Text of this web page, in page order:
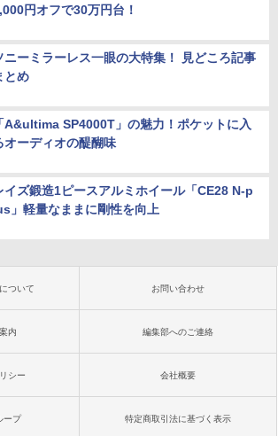
円オフで30万円台！
ニーミラーレス一眼の大特集！ 見どころ記事
とめ
「A&ultima SP4000T」の魅力！ポケットに入
オーディオの醍醐味
イズ鍛造1ピースアルミホイール「CE28 N-p
」軽量なままに剛性を向上
ついて お問い合わせ
内 編集部へのご連絡
シー 会社概要
ープ 特定商取引法に基づく表示